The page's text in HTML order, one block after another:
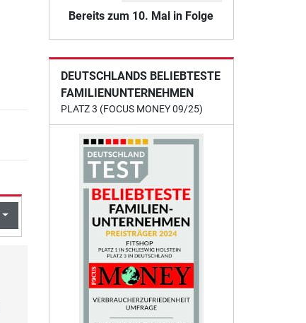
Bereits zum 10. Mal in Folge
DEUTSCHLANDS BELIEBTESTE
FAMILIENUNTERNEHMEN
PLATZ 3 (FOCUS MONEY 09/25)